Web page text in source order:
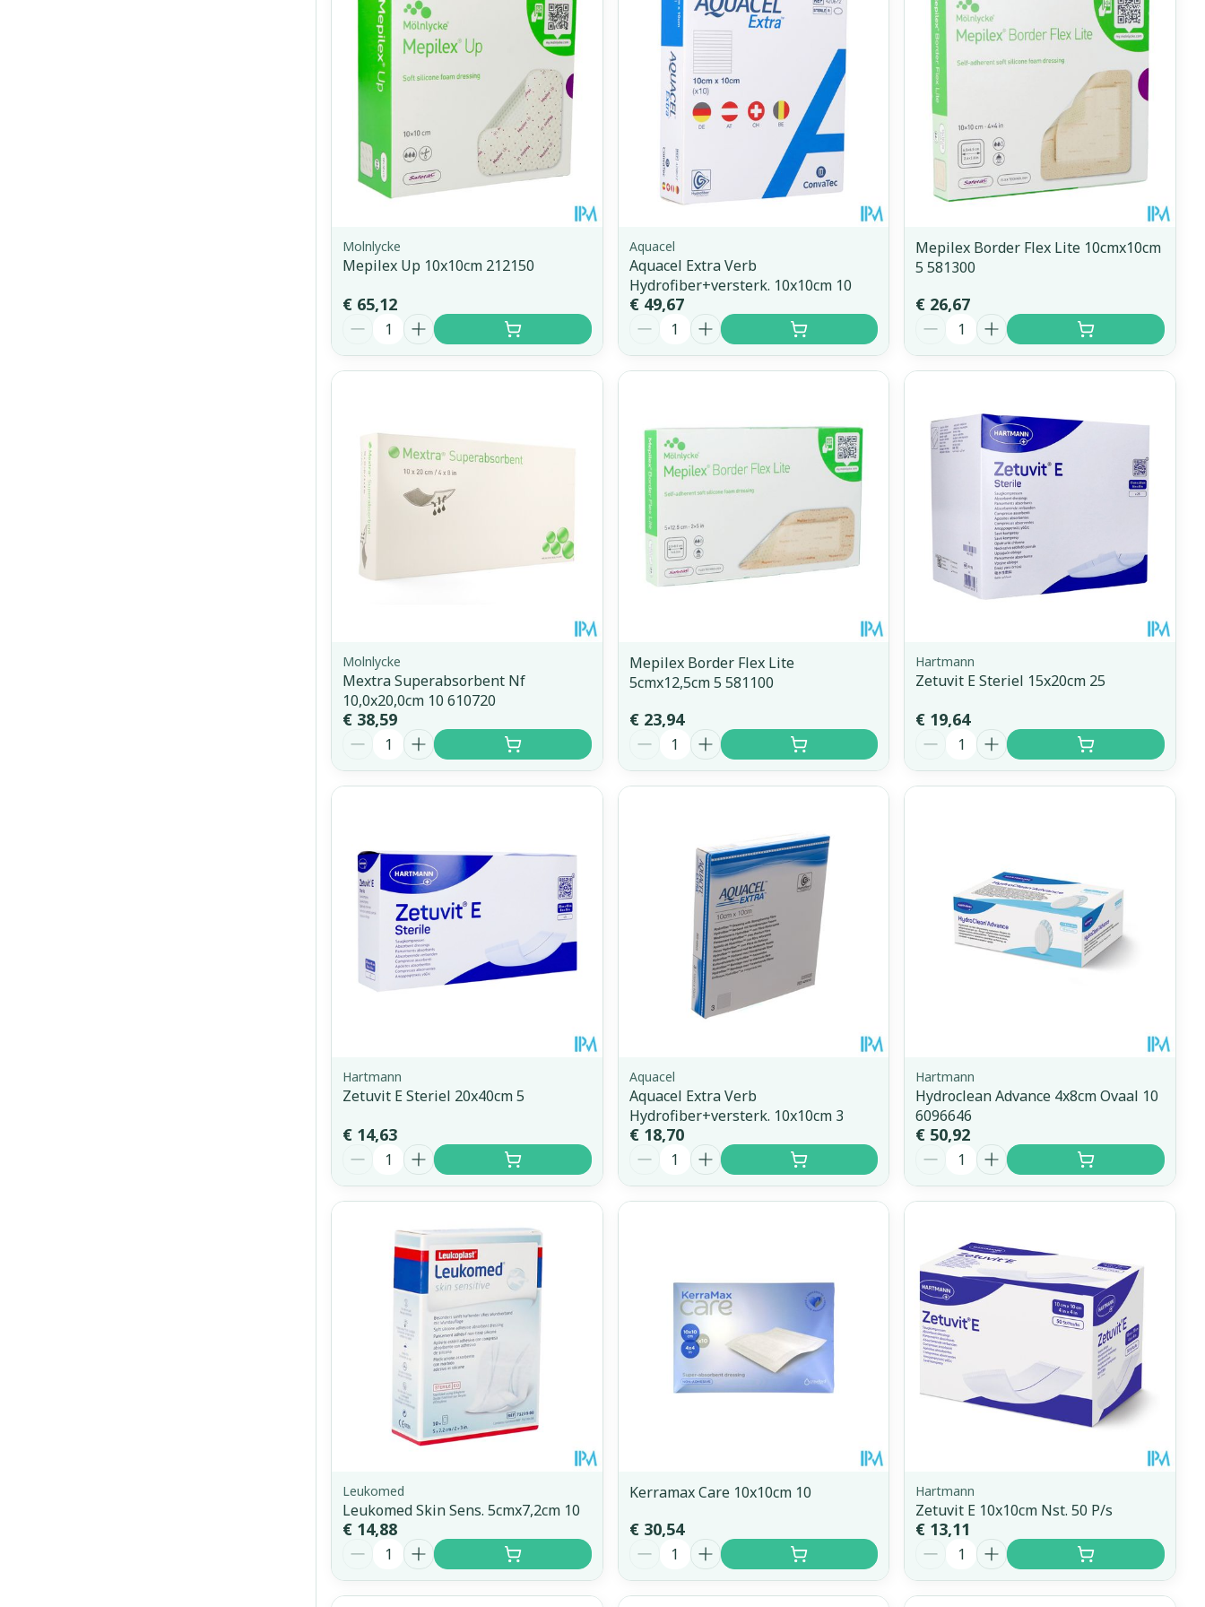
Molnlycke
Mepilex Up 10x10cm 212150
€ 65,12
Aantal
Aquacel
Aquacel Extra Verb
Hydrofiber+versterk. 10x10cm 10
€ 49,67
Aantal
Mepilex Border Flex Lite 10cmx10cm
5 581300
€ 26,67
Aantal
Molnlycke
Mextra Superabsorbent Nf
10,0x20,0cm 10 610720
€ 38,59
Aantal
Mepilex Border Flex Lite
5cmx12,5cm 5 581100
€ 23,94
Aantal
Hartmann
Zetuvit E Steriel 15x20cm 25
€ 19,64
Aantal
Hartmann
Zetuvit E Steriel 20x40cm 5
€ 14,63
Aantal
Aquacel
Aquacel Extra Verb
Hydrofiber+versterk. 10x10cm 3
€ 18,70
Aantal
Hartmann
Hydroclean Advance 4x8cm Ovaal 10
6096646
€ 50,92
Aantal
Leukomed
Leukomed Skin Sens. 5cmx7,2cm 10
€ 14,88
Aantal
Kerramax Care 10x10cm 10
€ 30,54
Aantal
Hartmann
Zetuvit E 10x10cm Nst. 50 P/s
€ 13,11
Aantal